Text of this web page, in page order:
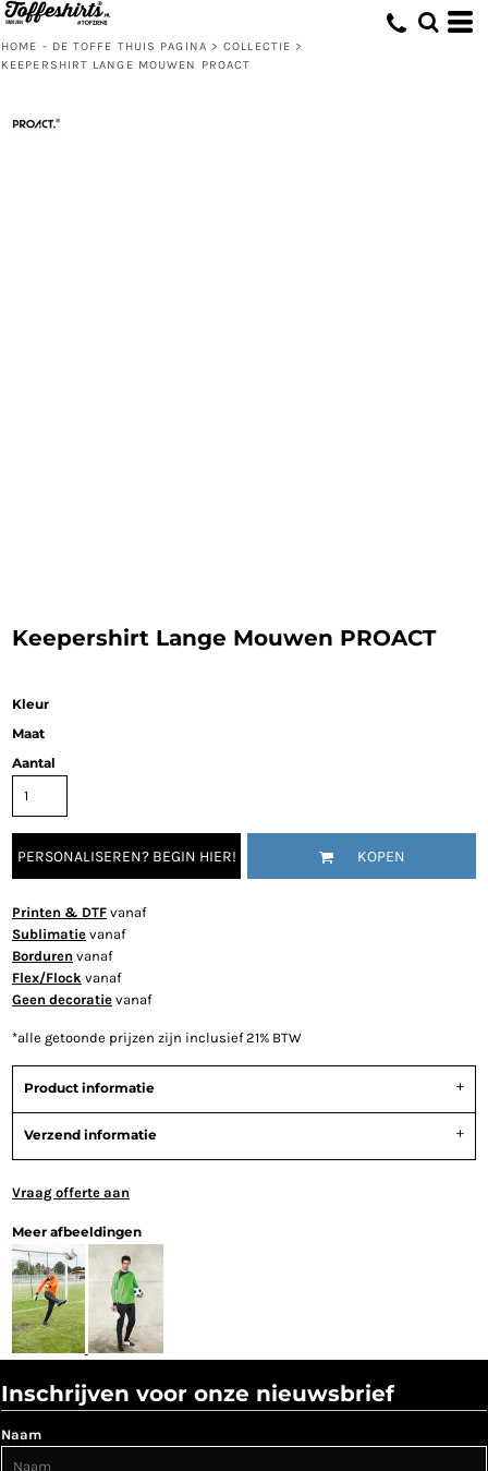
HOME - DE TOFFE THUIS PAGINA > COLLECTIE >
KEEPERSHIRT LANGE MOUWEN PROACT
Keepershirt Lange Mouwen PROACT
Kleur
Maat
Aantal
PERSONALISEREN? BEGIN HIER! KOPEN
Printen & DTF vanaf
Sublimatie vanaf
Borduren vanaf
Flex/Flock vanaf
Geen decoratie vanaf
*alle getoonde prijzen zijn inclusief 21% BTW
Product informatie
Verzend informatie
Vraag offerte aan
Meer afbeeldingen
Inschrijven voor onze nieuwsbrief
Naam